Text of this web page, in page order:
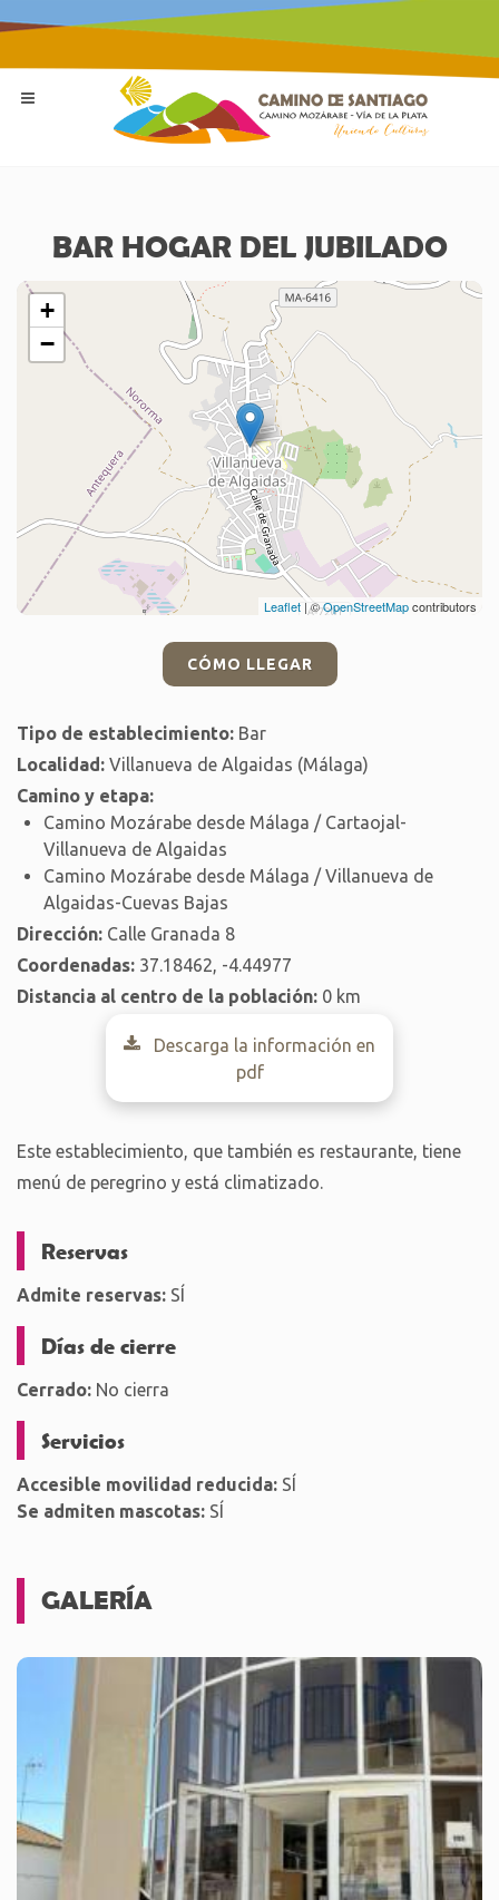
BAR HOGAR DEL JUBILADO
+
−
Leaflet | ©OpenStreetMapcontributors
CÓMO LLEGAR
Tipo de establecimiento: Bar
Localidad: Villanueva de Algaidas (Málaga)
Camino y etapa:
Camino Mozárabe desde Málaga / Cartaojal-
Villanueva de Algaidas
Camino Mozárabe desde Málaga / Villanueva de
Algaidas-Cuevas Bajas
Dirección: Calle Granada 8
Coordenadas: 37.18462, -4.44977
Distancia al centro de la población: 0 km
Descarga la información en
pdf
Este establecimiento, que también es restaurante, tiene
menú de peregrino y está climatizado.
Reservas
Admite reservas: SÍ
Días de cierre
Cerrado: No cierra
Servicios
Accesible movilidad reducida: SÍ
Se admiten mascotas: SÍ
GALERÍA